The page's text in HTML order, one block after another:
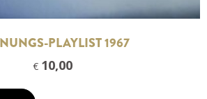
PLAYLIST 1967
€ 10,00